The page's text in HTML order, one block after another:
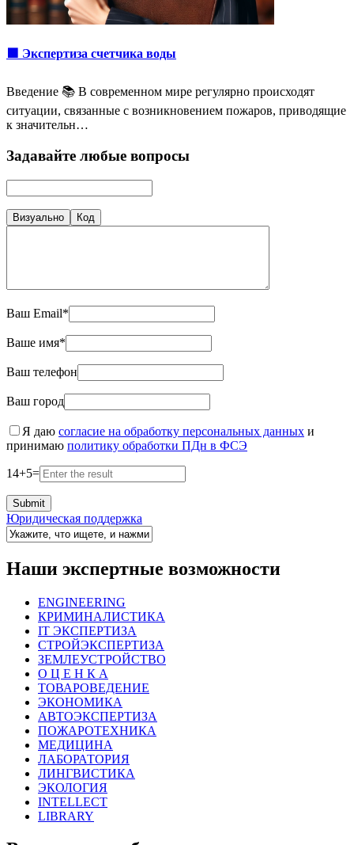
🟩 Экспертиза счетчика воды
Введение 📚 В современном мире регулярно происходят
ситуации, связанные с возникновением пожаров, приводящие
к значительн…
Задавайте любые вопросы
Визуально Код
Ваш Email*
Ваше имя*
Ваш телефон
Ваш город
Я даю согласие на обработку персональных данных и
принимаю политику обработки ПДн в ФСЭ
14+5=
Юридическая поддержка
Наши экспертные возможности
ENGINEERING
КРИМИНАЛИСТИКА
IT ЭКСПЕРТИЗА
СТРОЙЭКСПЕРТИЗА
ЗЕМЛЕУСТРОЙСТВО
О Ц Е Н К А
ТОВАРОВЕДЕНИЕ
ЭКОНОМИКА
АВТОЭКСПЕРТИЗА
ПОЖАРОТЕХНИКА
МЕДИЦИНА
ЛАБОРАТОРИЯ
ЛИНГВИСТИКА
ЭКОЛОГИЯ
INTELLECT
LIBRARY